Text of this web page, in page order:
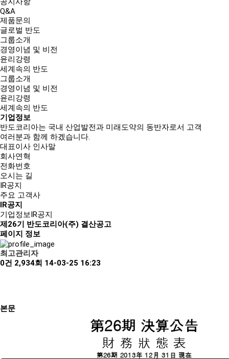
Q&A
제품문의
글로벌 반도
그룹소개
경영이념 및 비전
윤리강령
세계속의 반도
그룹소개
경영이념 및 비전
윤리강령
세계속의 반도
기업정보
반도코리아는 국내 산업발전과 미래도약의 동반자로서 고객
여러분과 함께 하겠습니다.
대표이사 인사말
회사연혁
전화번호
오시는 길
IR공지
주요 고객사
IR공지
기업정보IR공지
제26기 반도코리아(주) 결산공고
페이지 정보
최고관리자
0건 2,934회 14-03-25 16:23
본문